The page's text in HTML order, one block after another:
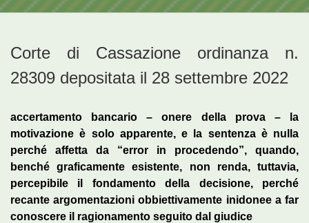
Corte di Cassazione ordinanza n.
28309 depositata il 28 settembre 2022
accertamento bancario – onere della prova – la
motivazione è solo apparente, e la sentenza è nulla
perché affetta da “error in procedendo”, quando,
benché graficamente esistente, non renda, tuttavia,
percepibile il fondamento della decisione, perché
recante argomentazioni obbiettivamente inidonee a far
conoscere il ragionamento seguito dal giudice